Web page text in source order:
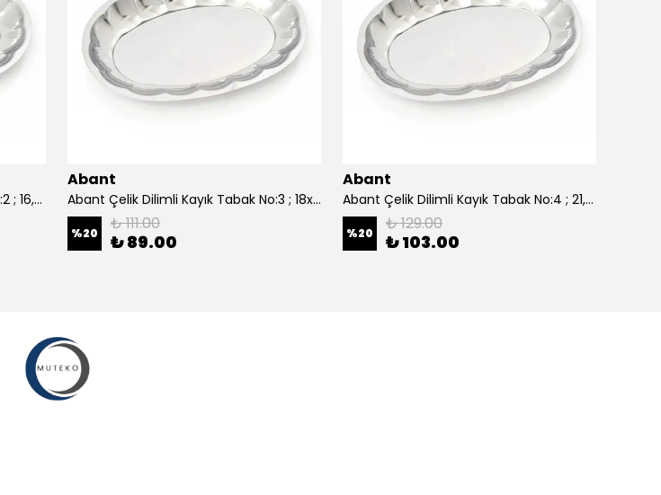
Abant Çelik Dilimli Kayık Tabak No:2 ; 16,5x24,5 cm.
Abant
Abant Çelik Dilimli Kayık Tabak No:3 ; 18x27,5 cm.
%20 ₺ 111.00
₺ 89.00
Abant
Abant Çelik Dilimli Kayık Tabak No:4 ; 21,5x30,5 cm.
%20 ₺ 129.00
₺ 103.00